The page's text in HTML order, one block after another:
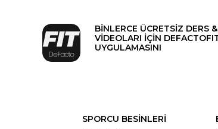
BİNLERCE ÜCRETSİZ DERS
VİDEOLARI İÇİN
UYGULAMASINI
SPORCU BESİNLERİ